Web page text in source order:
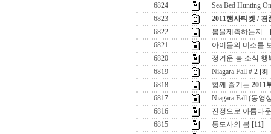
6824
Sea Bed Hunting
6823
2011행사티켓 /
6822
봄을제촉하는지...
6821
아이들의 미소를
6820
정겨운 봄 소식
6819
Niagara Fall # 2 [8]
6818
함께 즐기는 2011
6817
Niagara Fall (동영
6816
진정으로 아름다
6815
통도사의 봄 [11]